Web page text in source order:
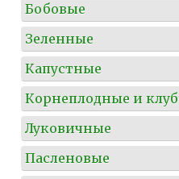
Бобовые
Зеленные
Капустные
Корнеплодные и
Луковичные
Пасленовые